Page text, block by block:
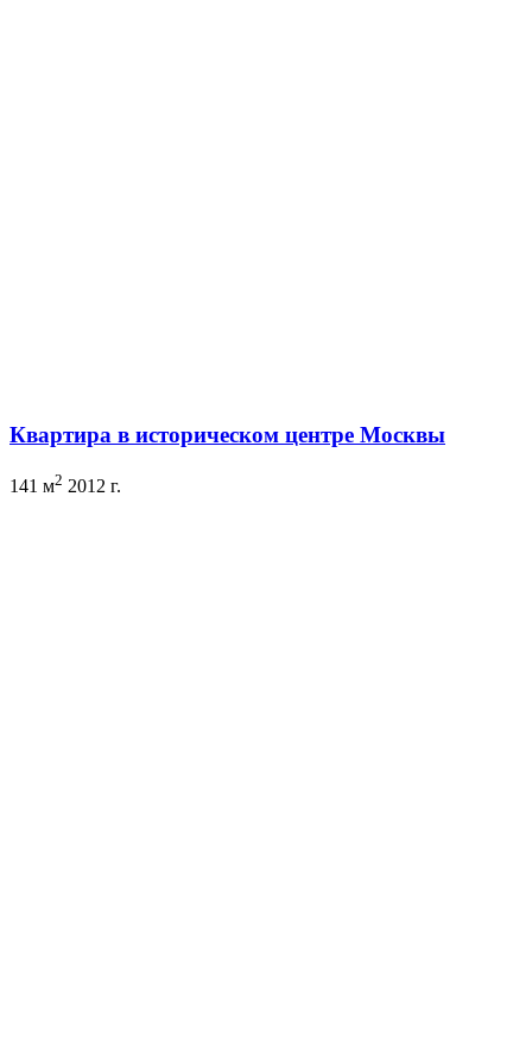
Квартира в историческом центре Москвы
141 м2 2012 г.